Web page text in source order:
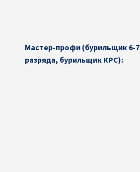
Мастер-профи (бурильщик 6-7
разряда, бурильщик КРС):